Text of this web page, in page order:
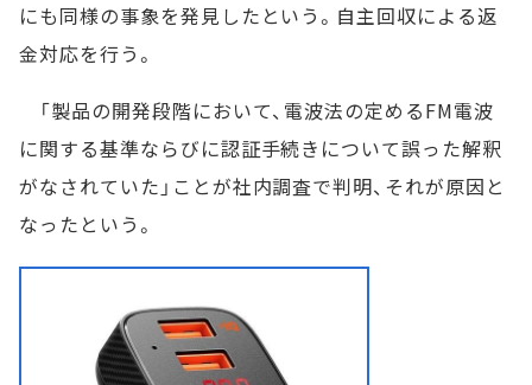
にも同様の事象を発見したという。自主回収による返
金対応を行う。
「製品の開発段階において、電波法の定めるFM電波
に関する基準ならびに認証手続きについて誤った解釈
がなされていた」ことが社内調査で判明、それが原因と
なったという。